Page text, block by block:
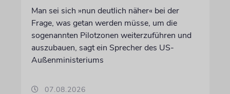
Man sei sich »nun deutlich näher« bei der
Frage, was getan werden müsse, um die
sogenannten Pilotzonen weiterzuführen und
auszubauen, sagt ein Sprecher des US-
Außenministeriums
07.08.2026